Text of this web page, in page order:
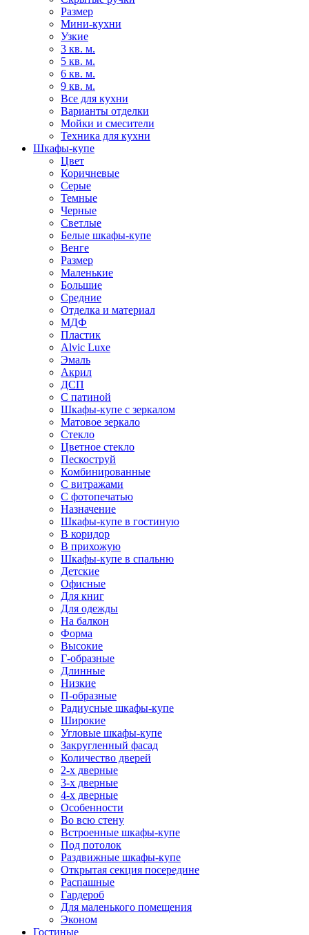
Размер
Мини-кухни
Узкие
3 кв. м.
5 кв. м.
6 кв. м.
9 кв. м.
Все для кухни
Варианты отделки
Мойки и смесители
Техника для кухни
Шкафы-купе
Цвет
Коричневые
Серые
Темные
Черные
Светлые
Белые шкафы-купе
Венге
Размер
Маленькие
Большие
Средние
Отделка и материал
МДФ
Пластик
Alvic Luxe
Эмаль
Акрил
ДСП
С патиной
Шкафы-купе с зеркалом
Матовое зеркало
Стекло
Цветное стекло
Пескоструй
Комбинированные
С витражами
С фотопечатью
Назначение
Шкафы-купе в гостиную
В коридор
В прихожую
Шкафы-купе в спальню
Детские
Офисные
Для книг
Для одежды
На балкон
Форма
Высокие
Г-образные
Длинные
Низкие
П-образные
Радиусные шкафы-купе
Широкие
Угловые шкафы-купе
Закругленный фасад
Количество дверей
2-х дверные
3-х дверные
4-х дверные
Особенности
Во всю стену
Встроенные шкафы-купе
Под потолок
Раздвижные шкафы-купе
Открытая секция посередине
Распашные
Гардероб
Для маленького помещения
Эконом
Гостиные